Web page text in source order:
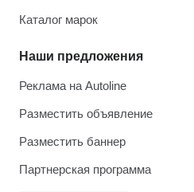
Каталог марок
Наши предложения
Реклама на Autoline
Разместить объявление
Разместить баннер
Партнерская программа